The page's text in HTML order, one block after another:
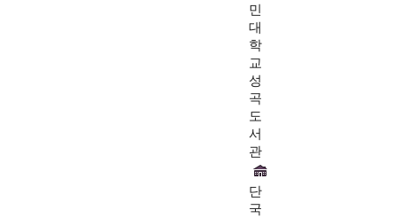
민
대
학
교
성
곡
도
서
관
단
국